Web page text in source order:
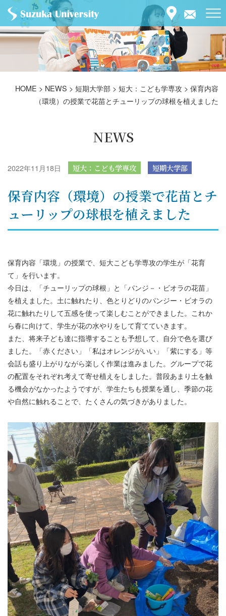
HOME > NEWS > 短期大学部 > 短大：こども学専攻 > 保育内容
（環境）の授業で花苗とチューリップの球根を植えました
NEWS
2022年11月18日 短大：こども学専攻 短期大学部
保育内容（環境）の授業で花苗とチ
ューリップの球根を植えました
保育内容「環境」の授業で、短大こども学専攻の学生が「花育
て」を行います。
今日は、「チューリップの球根」と「パンジ－・ビオラの花苗」
を植えました。土に触れたり、色とりどりのパンジー・ビオラの
花に触れたりして五感を使って楽しむことができました。これか
ら春に向けて、学生が花の水やりをして育てていきます。
また、将来子ども達に指導することも予想して、自分で色を選び
ました。「赤ください」「私はオレンジがいい」「紫にする」等
会話も盛り上がりながら楽しく作業は進みました。グループで花
の配置をそれぞれ考えて寄せ植えをしました。普段あまり土を触
る機会がなかったようですが、学生たちも授業を通し、季節の花
や自然に触れることで、たくさんの気づきがありました。